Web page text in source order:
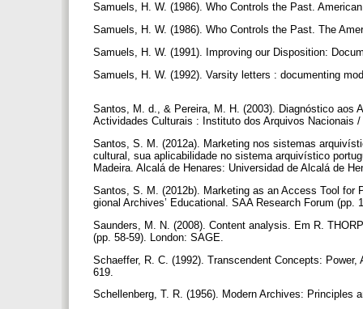
Samuels, H. W. (1986). Who Controls the Past.
Samuels, H. W. (1986). Who Controls the Past. The
Samuels, H. W. (1991). Improving our Disposition:
Samuels, H. W. (1992). Varsity letters : documenting
Santos, M. d., & Pereira, M. H. (2003). Diagnóstico aos
Actividades Culturais : Instituto dos Arquivos Nacionais
Santos, S. M. (2012a). Marketing nos sistemas
cultural, sua aplicabilidade no sistema arquivístico
Madeira. Alcalá de Henares: Universidad de Alcalá de
Santos, S. M. (2012b). Marketing as an Access Tool for
gional Archives’ Educational. SAA Research Forum
Saunders, M. N. (2008). Content analysis. Em R.
(pp. 58-59). London: SAGE.
Schaeffer, R. C. (1992). Transcendent Concepts:
619.
Schellenberg, T. R. (1956). Modern Archives: